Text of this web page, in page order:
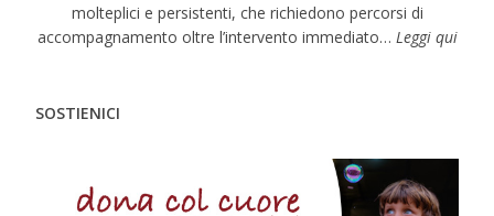
molteplici e persistenti, che richiedono percorsi di
accompagnamento oltre l’intervento immediato… Leggi qui
SOSTIENICI